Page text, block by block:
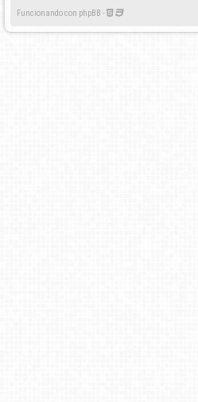
Funcionando con phpBB -